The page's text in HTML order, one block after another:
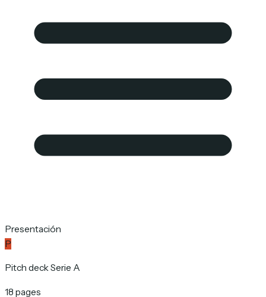
Presentación
P
Pitch deck Serie A
18 pages